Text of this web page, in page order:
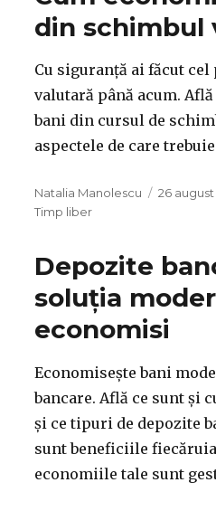
din schimbul
Cu siguranță ai făcut
valutară până acum.
bani din cursul de
aspectele de care
Autor
Natalia Manolescu
Publicat
26 august
Timp liber
Depozite
soluția
economisi
Economisește bani
bancare. Află ce sunt și
și ce tipuri de depozite
sunt beneficiile
economiile tale sunt